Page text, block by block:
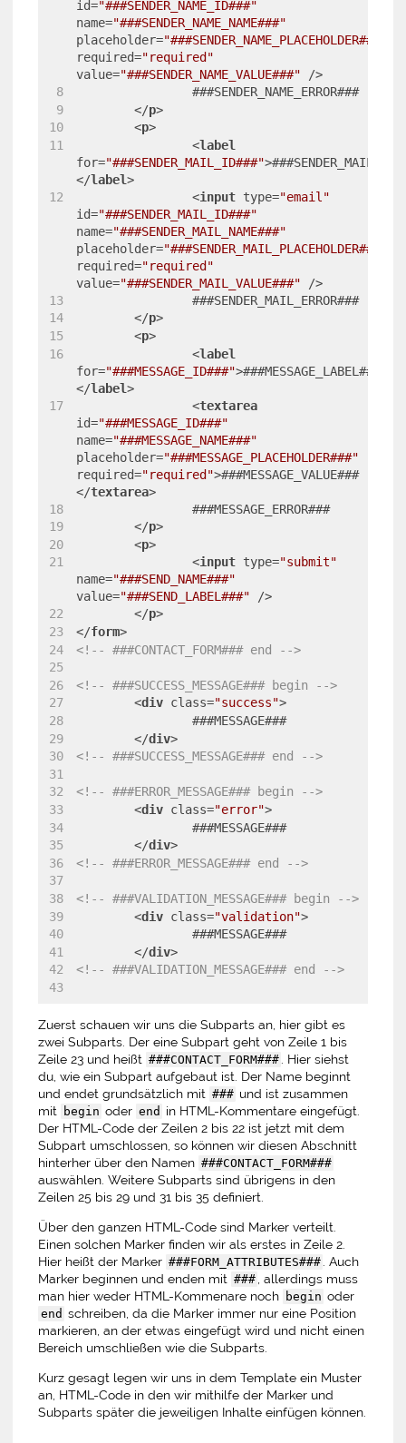
id="###SENDER_NAME_ID###"
name="###SENDER_NAME_NAME###"
placeholder="###SENDER_NAME_PLACEHOLDER###"
required="required"
value="###SENDER_NAME_VALUE###" />
		###SENDER_NAME_ERROR###
</p>
<p>
<label
for="###SENDER_MAIL_ID###">
</label>
<input type="email"
id="###SENDER_MAIL_ID###"
name="###SENDER_MAIL_NAME###"
placeholder="###SENDER_MAIL_PLACEHOLDER###"
required="required"
value="###SENDER_MAIL_VALUE###" />
		###SENDER_MAIL_ERROR###
</p>
<p>
<label
for="###MESSAGE_ID###">###MESSAGE_LABEL###:
</label>
<textarea
id="###MESSAGE_ID###"
name="###MESSAGE_NAME###"
placeholder="###MESSAGE_PLACEHOLDER###"
required="required">###MESSAGE_VALUE###
</textarea>
		###MESSAGE_ERROR###
</p>
<p>
<input type="submit"
name="###SEND_NAME###"
value="###SEND_LABEL###" />
</p>
</form>
<!-- ###CONTACT_FORM### end -->
<!-- ###SUCCESS_MESSAGE### begin -->
<div class="success">
		###MESSAGE###
</div>
<!-- ###SUCCESS_MESSAGE### end -->
<!-- ###ERROR_MESSAGE### begin -->
<div class="error">
		###MESSAGE###
</div>
<!-- ###ERROR_MESSAGE### end -->
<!-- ###VALIDATION_MESSAGE### begin -->
<div class="validation">
		###MESSAGE###
</div>
<!-- ###VALIDATION_MESSAGE### end -->
Zuerst schauen wir uns die Subparts an, hier gibt es
zwei Subparts. Der eine Subpart geht von Zeile 1 bis
Zeile 23 und heißt ###CONTACT_FORM###
. Hier siehst
du, wie ein Subpart aufgebaut ist. Der Name beginnt
und endet grundsätzlich mit ### und ist zusammen
mit
begin oder end in HTML-Kommentare eingefügt.
Der HTML-Code der Zeilen 2 bis 22 ist jetzt mit dem
Subpart umschlossen, so können wir diesen Abschnitt
hinterher über den Namen ###CONTACT_FORM###
auswählen. Weitere Subparts sind übrigens in den
Zeilen 25 bis 29 und 31 bis 35 definiert.
Über den ganzen HTML-Code sind Marker verteilt.
Einen solchen Marker finden wir als erstes in Zeile 2.
Hier heißt der Marker ###FORM_ATTRIBUTES###
. Auch
Marker beginnen und enden mit ###
, allerdings muss
man hier weder HTML-Kommenare noch begin oder
end schreiben, da die Marker immer nur eine Position
markieren, an der etwas eingefügt wird und nicht einen
Bereich umschließen wie die Subparts.
Kurz gesagt legen wir uns in dem Template ein Muster
an, HTML-Code in den wir mithilfe der Marker und
Subparts später die jeweiligen Inhalte einfügen können.